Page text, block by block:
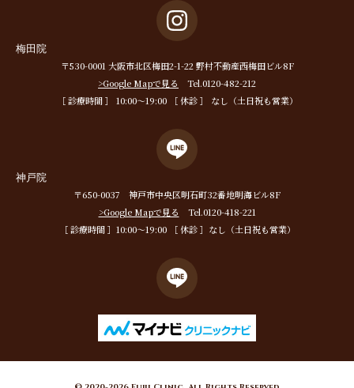
梅田院
〒530-0001 大阪市北区梅田2-1-22 野村不動産西梅田ビル8F
>Google Mapで見る
Tel.0120-482-212
［ 診療時間 ］ 10:00〜19:00 ［ 休診 ］ なし（土日祝も営業）
神戸院
〒650-0037 神戸市中央区明石町32番地明海ビル8F
>Google Mapで見る
Tel.0120-418-221
［ 診療時間 ］10:00〜19:00 ［ 休診 ］なし（土日祝も営業）